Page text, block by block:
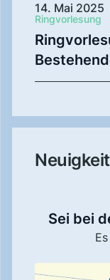
14. Mai 2025
Ringvorlesung
Sei bei